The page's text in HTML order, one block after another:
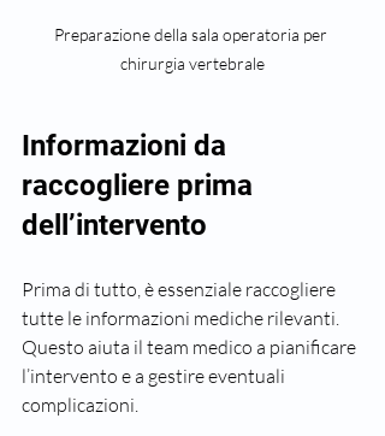
Preparazione della sala operatoria per
chirurgia vertebrale
Informazioni da
raccogliere prima
dell’intervento
Prima di tutto, è essenziale raccogliere
tutte le informazioni mediche rilevanti.
Questo aiuta il team medico a pianificare
l’intervento e a gestire eventuali
complicazioni.